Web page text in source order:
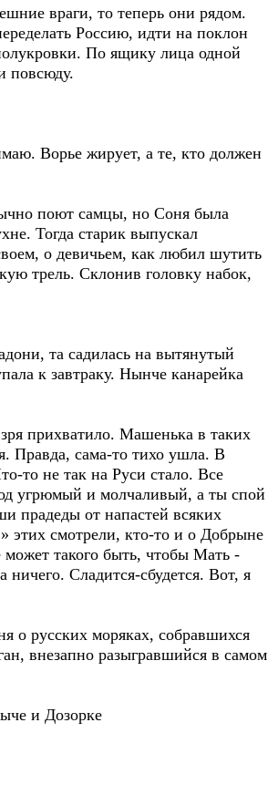
враги, то теперь они рядом.
Россию, идти на поклон
По ящику лица одной
повсюду.
Ворье жирует, а те, кто должен
поют самцы, но Соня была
Тогда старик выпускал
о девичьем, как любил шутить
трель. Склонив головку набок,
та садилась на вытянутый
к завтраку. Нынче канарейка
прихватило. Машенька в таких
Правда, сама-то тихо ушла. В
то не так на Руси стало. Все
угрюмый и молчаливый, а ты спой
прадеды от напастей всяких
этих смотрели, кто-то и о Добрыне
такого быть, чтобы Мать -
Сладится-сбудется. Вот, я
о русских моряках, собравшихся
внезапно разыгравшийся в самом
и Дозорке